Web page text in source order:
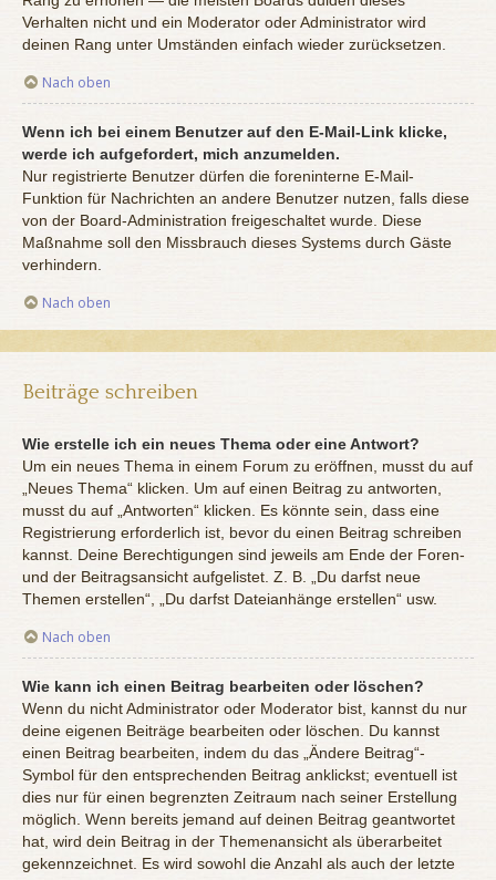
Verhalten nicht und ein Moderator oder Administrator wird
deinen Rang unter Umständen einfach wieder zurücksetzen.
Nach oben
Wenn ich bei einem Benutzer auf den E-Mail-Link klicke,
werde ich aufgefordert, mich anzumelden.
Nur registrierte Benutzer dürfen die foreninterne E-Mail-
Funktion für Nachrichten an andere Benutzer nutzen, falls diese
von der Board-Administration freigeschaltet wurde. Diese
Maßnahme soll den Missbrauch dieses Systems durch Gäste
verhindern.
Nach oben
Beiträge schreiben
Wie erstelle ich ein neues Thema oder eine Antwort?
Um ein neues Thema in einem Forum zu eröffnen, musst du auf
„Neues Thema“ klicken. Um auf einen Beitrag zu antworten,
musst du auf „Antworten“ klicken. Es könnte sein, dass eine
Registrierung erforderlich ist, bevor du einen Beitrag schreiben
kannst. Deine Berechtigungen sind jeweils am Ende der Foren-
und der Beitragsansicht aufgelistet. Z. B. „Du darfst neue
Themen erstellen“, „Du darfst Dateianhänge erstellen“ usw.
Nach oben
Wie kann ich einen Beitrag bearbeiten oder löschen?
Wenn du nicht Administrator oder Moderator bist, kannst du nur
deine eigenen Beiträge bearbeiten oder löschen. Du kannst
einen Beitrag bearbeiten, indem du das „Ändere Beitrag“-
Symbol für den entsprechenden Beitrag anklickst; eventuell ist
dies nur für einen begrenzten Zeitraum nach seiner Erstellung
möglich. Wenn bereits jemand auf deinen Beitrag geantwortet
hat, wird dein Beitrag in der Themenansicht als überarbeitet
gekennzeichnet. Es wird sowohl die Anzahl als auch der letzte